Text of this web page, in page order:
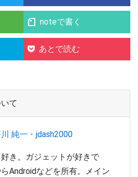
noteで書く
あとで読む
て
純一・jdash2000
き。ガジェットが好きで
Androidなどを所有。メイン